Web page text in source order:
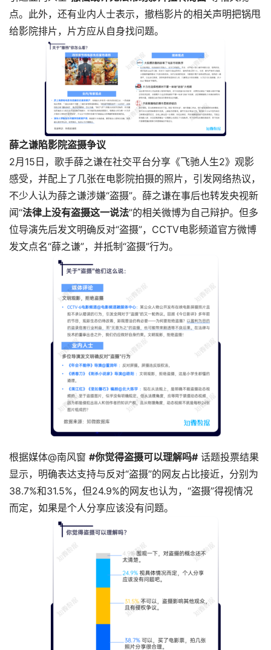
点。此外，还有业内人士表示，撤档影片的相关声明把锅甩
给影院排片，片方应从自身找问题。
薛之谦陷影院盗摄争议
2月15日，歌手薛之谦在社交平台分享《飞驰人生2》观影
感受，并配上了几张在电影院拍摄的照片，引发网络热议，
不少人认为薛之谦涉嫌“盗摄”。薛之谦在事后也转发央视新
闻“法律上没有盗摄这一说法”的相关微博为自己辩护。但多
位导演先后发文明确反对“盗摄”，CCTV电影频道官方微博
发文点名“薛之谦”，并抵制“盗摄”行为。
根据媒体@南风窗 #你觉得盗摄可以理解吗# 话题投票结果
显示，明确表达支持与反对“盗摄”的网友占比接近，分别为
38.7%和31.5%，但24.9%的网友也认为，“盗摄”得视情况
而定，如果是个人分享应该没有问题。